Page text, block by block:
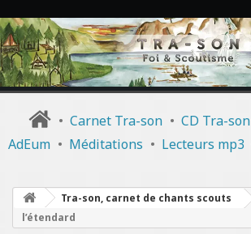
• Carnet Tra-son • CD Tra-son
AdEum • Méditations • Lecteurs mp3
Tra-son, carnet de chants scouts
l’étendard